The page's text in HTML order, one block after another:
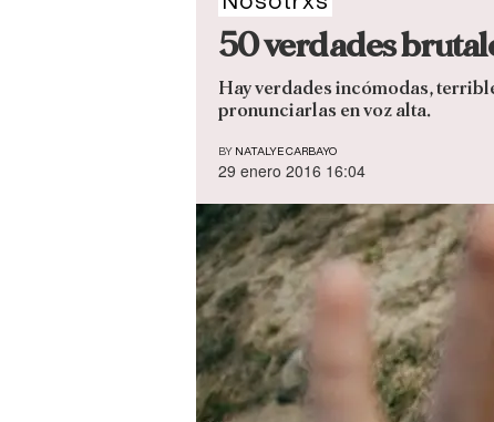
50 verdades
Hay verdades incómodas,
pronunciarlas en voz alta.
BY NATALYE CARBAYO
29 enero 2016 16:04